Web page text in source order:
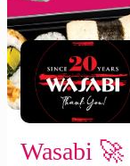
Wasabi 🚀